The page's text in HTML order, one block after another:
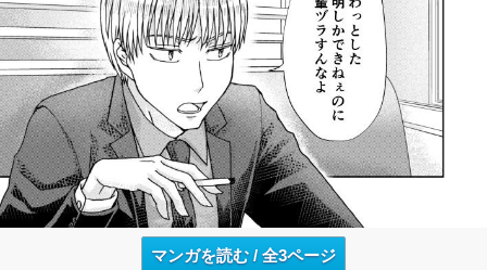
マンガを読む / 全3ページ